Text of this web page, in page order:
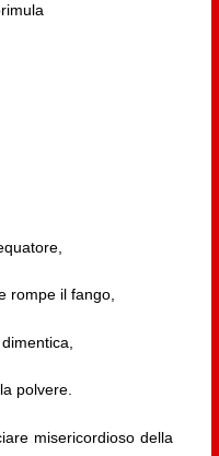
rompe il fango,
polvere.
misericordioso della